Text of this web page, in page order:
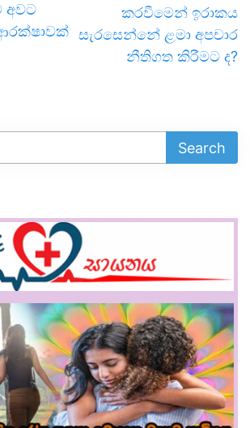
අවට
කරවීමෙන් ඉරාකය
සැරසෙන්නේ ළමා අපචාර
නීතිගත කිරීමට ද?